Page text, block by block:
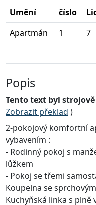
Umění číslo
Apartmán
1 7
Popis
Tento text byl
Zobrazit překlad )
2-pokojový komfortní
vybavením :
- Rodinný pokoj s
lůžkem
- Pokoj se třemi
Koupelna se
Kuchyňská linka s plně